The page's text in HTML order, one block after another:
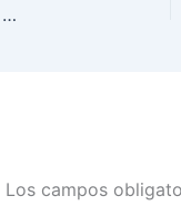
A lo largo de los últimos meses un grupo de científicas/os han acompañado al INE para elaborar los protocolos de protección y seguridad: Rubén Álvarez
Los campos